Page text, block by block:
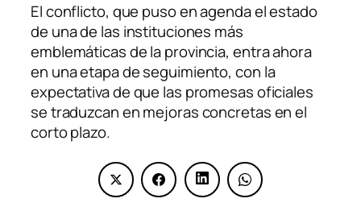
El conflicto, que puso en agenda el estado
de una de las instituciones más
emblemáticas de la provincia, entra ahora
en una etapa de seguimiento, con la
expectativa de que las promesas oficiales
se traduzcan en mejoras concretas en el
corto plazo.